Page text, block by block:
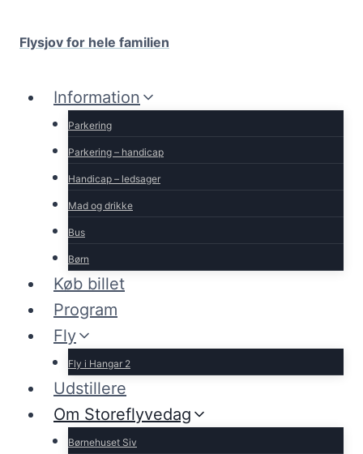
Flysjov for hele familien
Information
Parkering
Parkering – handicap
Handicap – ledsager
Mad og drikke
Bus
Børn
Køb billet
Program
Fly
Fly i Hangar 2
Udstillere
Om Storeflyvedag
Børnehuset Siv